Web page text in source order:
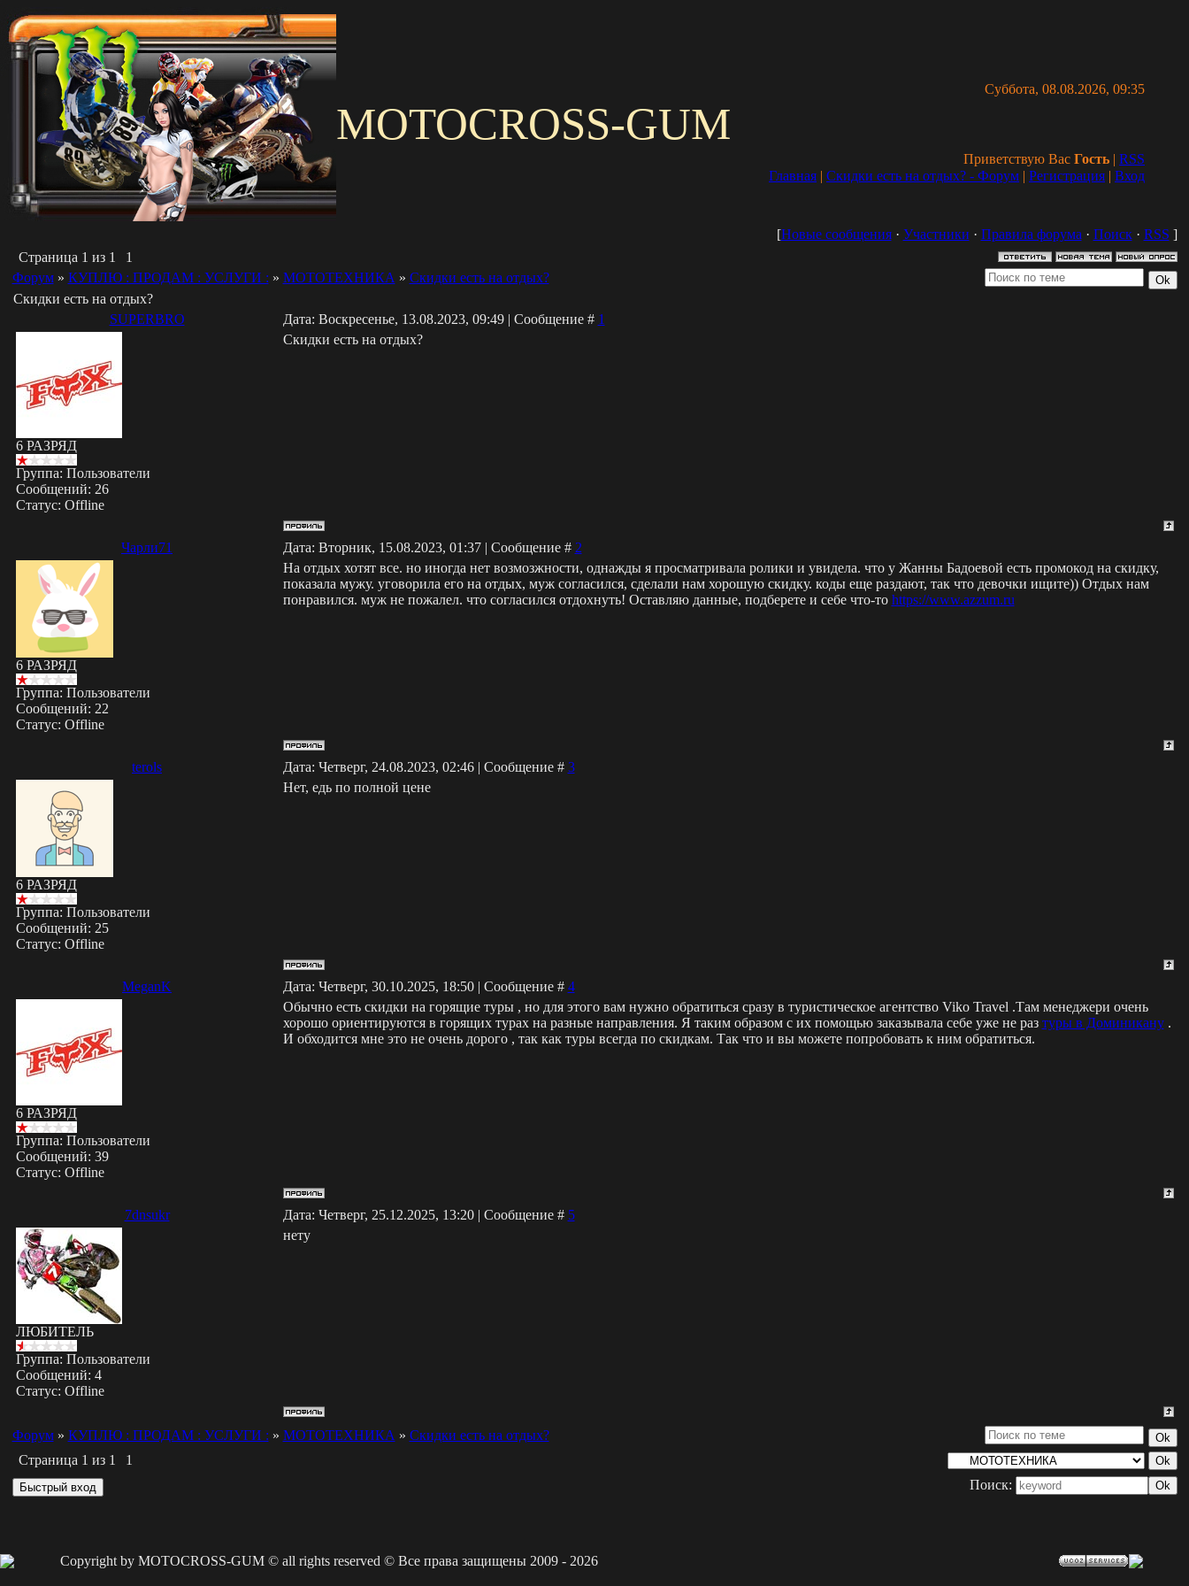
Суббота, 08.08.2026, 09:35
MOTOCROSS-GUM
Приветствую Вас Гость | RSS
Главная | Скидки есть на отдых? - Форум | Регистрация | Вход
[Новые сообщения· Участники · Правила форума · Поиск· RSS ]
Страница 1 из 1
1
Форум » КУПЛЮ : ПРОДАМ : УСЛУГИ : » МОТОТЕХНИКА » Скидки есть на отдых?
Скидки есть на отдых?
SUPERBRO
Дата: Воскресенье, 13.08.2023, 09:49 | Сообщение # 1
6 РАЗРЯД
Группа: Пользователи
Сообщений: 26
Статус: Offline
Скидки есть на отдых?
Чарли71 Дата: Вторник, 15.08.2023, 01:37 | Сообщение # 2
6 РАЗРЯД
Группа: Пользователи
Сообщений: 22
Статус: Offline
На отдых хотят все. но иногда нет возмозжности, однажды я просматривала ролики и увидела. что у Жанны Бадоевой есть промокод на скидку,
показала мужу. уговорила его на отдых, муж согласился, сделали нам хорошую скидку. коды еще раздают, так что девочки ищите)) Отдых нам
понравился. муж не пожалел. что согласился отдохнуть! Оставляю данные, подберете и себе что-то https://www.azzum.ru
terols Дата: Четверг, 24.08.2023, 02:46 | Сообщение # 3
6 РАЗРЯД
Группа: Пользователи
Сообщений: 25
Статус: Offline
Нет, едь по полной цене
MeganK Дата: Четверг, 30.10.2025, 18:50 | Сообщение # 4
6 РАЗРЯД
Группа: Пользователи
Сообщений: 39
Статус: Offline
Обычно есть скидки на горящие туры , но для этого вам нужно обратиться сразу в туристическое агентство Viko Travel .Там менеджери очень
хорошо ориентируются в горящих турах на разные направления. Я таким образом с их помощью заказывала себе уже не раз туры в Доминикану.
И обходится мне это не очень дорого , так как туры всегда по скидкам. Так что и вы можете попробовать к ним обратиться.
7dnsukr Дата: Четверг, 25.12.2025, 13:20 | Сообщение # 5
ЛЮБИТЕЛЬ
Группа: Пользователи
Сообщений: 4
Статус: Offline
нету
Форум » КУПЛЮ : ПРОДАМ : УСЛУГИ : » МОТОТЕХНИКА » Скидки есть на отдых?
Страница 1 из 1
1
Поиск:
Copyright by MOTOCROSS-GUM © all rights reserved © Все права защищены 2009 - 2026